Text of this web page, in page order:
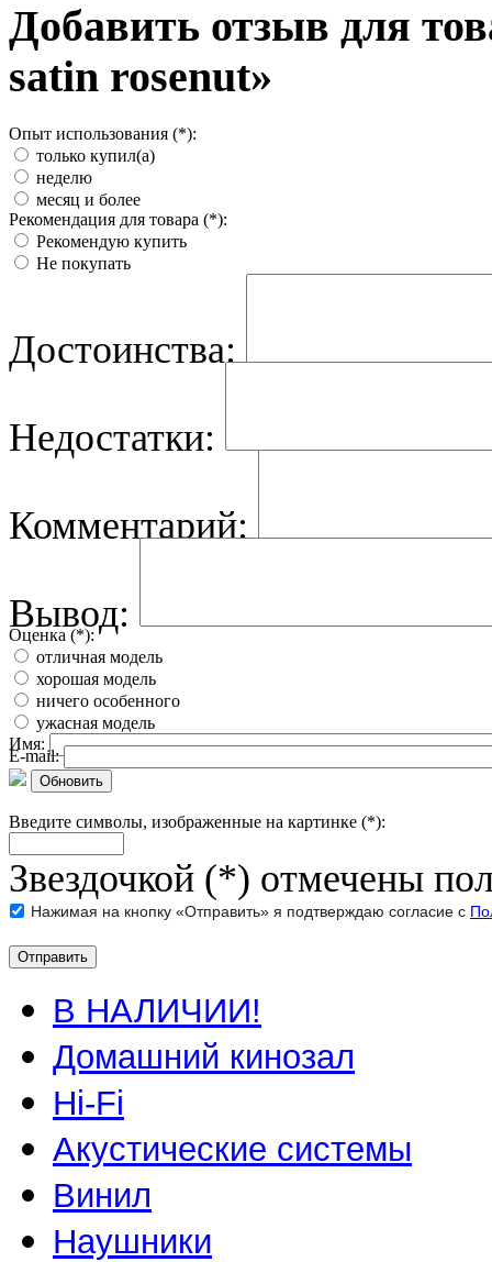
Добавить отзыв для
satin rosenut»
Опыт использования (*):
только купил(а)
неделю
месяц и более
Рекомендация для товара (*):
Рекомендую купить
Не покупать
Достоинства:
Недостатки:
Комментарий:
Вывод:
Оценка (*):
отличная модель
хорошая модель
ничего особенного
ужасная модель
Имя:
E-mail:
Обновить
Введите символы, изображенные на картинке (*):
Звездочкой (*) отмечены
Нажимая на кнопку «Отправить» я подтверждаю согласие с
В НАЛИЧИИ!
Домашний кинозал
Hi-Fi
Акустические системы
Винил
Наушники